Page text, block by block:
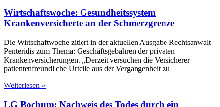
Wirtschaftswoche: Gesundheitssystem
Krankenversicherte an der Schmerzgrenze
Die Wirtschaftwoche zitiert in der aktuellen Ausgabe Rechtsanwalt
Penteridis zum Thema: Geschäftsgebahren der privaten
Krankenversicherungen. „Derzeit versuchen die Versicherer
patientenfreundliche Urteile aus der Vergangenheit zu
Weiterlesen »
LG Bochum: Nachweis des Todes durch ein